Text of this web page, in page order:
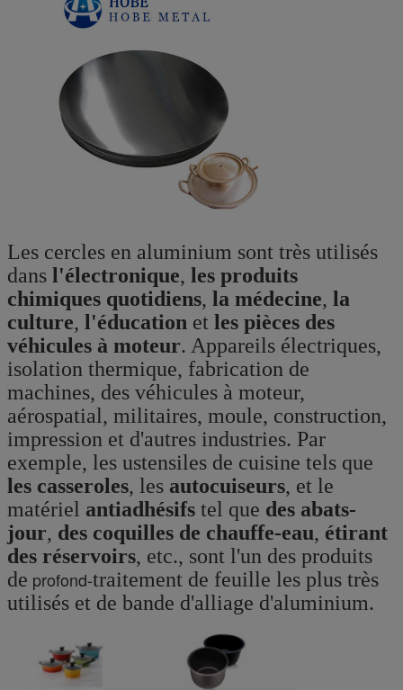
Les cercles en aluminium sont très utilisés
dans l'électronique, les produits
chimiques quotidiens, la médecine, la
culture, l'éducation et les pièces des
véhicules à moteur. Appareils électriques,
isolation thermique, fabrication de
machines, des véhicules à moteur,
aérospatial, militaires, moule, construction,
impression et d'autres industries. Par
exemple, les ustensiles de cuisine tels que
les casseroles, les autocuiseurs, et le
matériel antiadhésifs tel que des abats-
jour, des coquilles de chauffe-eau, étirant
des réservoirs, etc., sont l'un des produits
de profond-traitement de feuille les plus très
utilisés et de bande d'alliage d'aluminium.